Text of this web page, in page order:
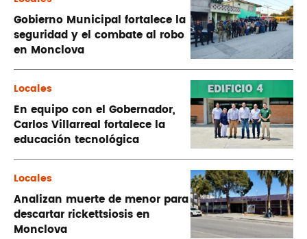
Gobierno Municipal fortalece la
seguridad y el combate al robo
en Monclova
Locales
En equipo con el Gobernador,
Carlos Villarreal fortalece la
educación tecnológica
Locales
Analizan muerte de menor para
descartar rickettsiosis en
Monclova